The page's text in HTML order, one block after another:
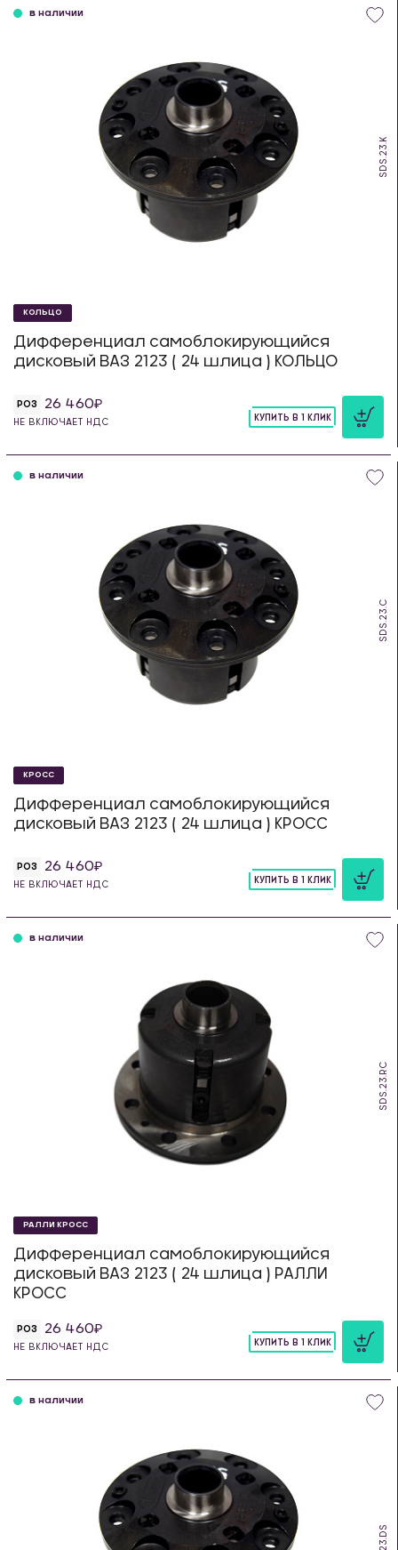
SDS.23.K
в наличии
КОЛЬЦО
Дифференциал самоблокирующийся
дисковый ВАЗ 2123 ( 24 шлица ) КОЛЬЦО
РОЗ 26 460
НЕ ВКЛЮЧАЕТ НДС
КУПИТЬ В 1 КЛИК
SDS.23.C
в наличии
КРОСС
Дифференциал самоблокирующийся
дисковый ВАЗ 2123 ( 24 шлица ) КРОСС
РОЗ 26 460
НЕ ВКЛЮЧАЕТ НДС
КУПИТЬ В 1 КЛИК
SDS.23.RC
в наличии
РАЛЛИ КРОСС
Дифференциал самоблокирующийся
дисковый ВАЗ 2123 ( 24 шлица ) РАЛЛИ
КРОСС
РОЗ 26 460
НЕ ВКЛЮЧАЕТ НДС
КУПИТЬ В 1 КЛИК
в наличии